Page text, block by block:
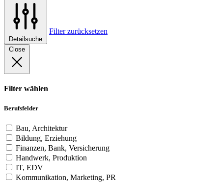
Detailsuche
Filter zurücksetzen
Close
Filter wählen
Berufsfelder
Bau, Architektur
Bildung, Erziehung
Finanzen, Bank, Versicherung
Handwerk, Produktion
IT, EDV
Kommunikation, Marketing, PR